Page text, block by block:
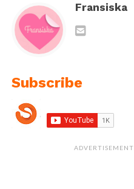
Fransiska
Subscribe
ADVERTISEMENT